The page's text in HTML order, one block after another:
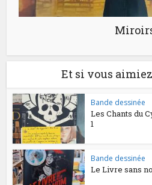
Et si vous
Bande dessinée
Les Chants du
1
Bande dessinée
Le Livre sans